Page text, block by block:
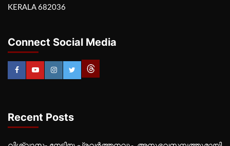
KERALA 682036
Connect Social Media
Recent Posts